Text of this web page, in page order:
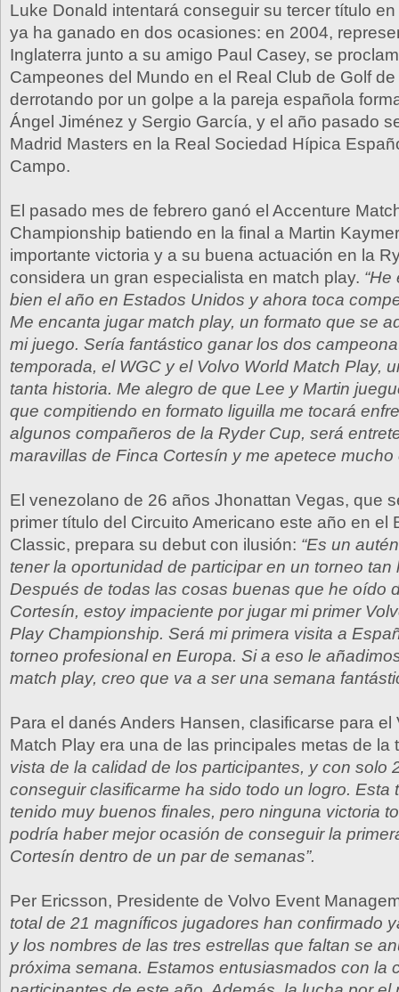
Luke Donald intentará conseguir su tercer título
ya ha ganado en dos ocasiones: en 2004,
Inglaterra junto a su amigo Paul Casey, se
Campeones del Mundo en el Real Club de Golf
derrotando por un golpe a la pareja española
Ángel Jiménez y Sergio García, y el año pasado
Madrid Masters en la Real Sociedad Hípica
Campo.
El pasado mes de febrero ganó el Accenture
Championship batiendo en la final a Martin
importante victoria y a su buena actuación en la
considera un gran especialista en match play.
bien el año en Estados Unidos y ahora toca
Me encanta jugar match play, un formato que se
mi juego. Sería fantástico ganar los dos
temporada, el WGC y el Volvo World Match Play,
tanta historia. Me alegro de que Lee y Martin
que compitiendo en formato liguilla me tocará
algunos compañeros de la Ryder Cup, será
maravillas de Finca Cortesín y me apetece mucho
El venezolano de 26 años Jhonattan Vegas, que
primer título del Circuito Americano este año en el
Classic, prepara su debut con ilusión: “Es un
tener la oportunidad de participar en un torneo tan
Después de todas las cosas buenas que he oído
Cortesín, estoy impaciente por jugar mi primer
Play Championship. Será mi primera visita a
torneo profesional en Europa. Si a eso le
match play, creo que va a ser una semana
Para el danés Anders Hansen, clasificarse para el
Match Play era una de las principales metas de la
vista de la calidad de los participantes, y con solo
conseguir clasificarme ha sido todo un logro. Esta
tenido muy buenos finales, pero ninguna victoria
podría haber mejor ocasión de conseguir la
Cortesín dentro de un par de semanas”.
Per Ericsson, Presidente de Volvo Event
total de 21 magníficos jugadores han confirmado
y los nombres de las tres estrellas que faltan se
próxima semana. Estamos entusiasmados con la